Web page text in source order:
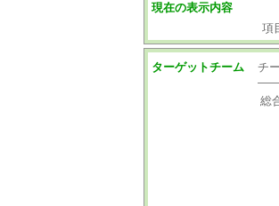
現在の表示内容
項
ターゲットチーム チ
総